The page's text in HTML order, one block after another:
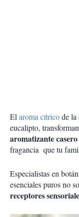
Elaroma cítricode la
eucalipto,
aromatizante
fragancia que tu
Especialistas en
esenciales puros no
receptores